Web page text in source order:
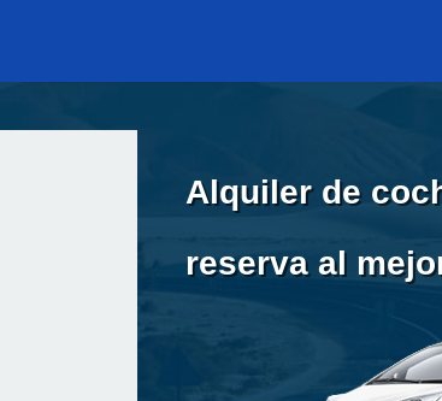
Alquiler de
reserva al